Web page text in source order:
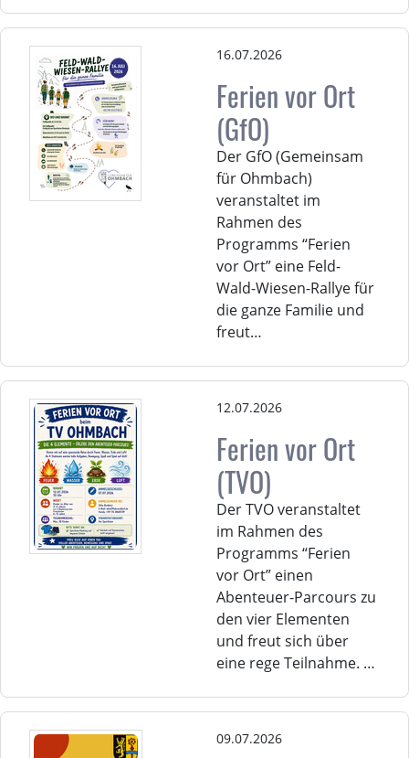
16.07.2026
Ferien vor Ort
(GfO)
Der GfO (Gemeinsam
für Ohmbach)
veranstaltet im
Rahmen des
Programms “Ferien
vor Ort” eine Feld-
Wald-Wiesen-Rallye für
die ganze Familie und
freut…
12.07.2026
Ferien vor Ort
(TVO)
Der TVO veranstaltet
im Rahmen des
Programms “Ferien
vor Ort” einen
Abenteuer-Parcours zu
den vier Elementen
und freut sich über
eine rege Teilnahme. …
09.07.2026